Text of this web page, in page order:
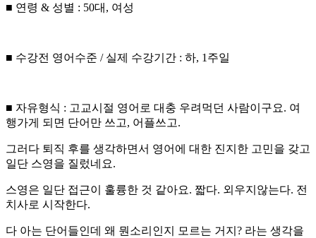
■ 연령 & 성별 : 50대, 여성
■ 수강전 영어수준 / 실제 수강기간 : 하, 1주일
■ 자유형식 : 고교시절 영어로 대충 우려먹던 사람이구요. 여
행가게 되면 단어만 쓰고, 어플쓰고.
그러다 퇴직 후를 생각하면서 영어에 대한 진지한 고민을 갖고
일단 스영을 질렀네요.
스영은 일단 접근이 훌륭한 것 같아요. 짧다. 외우지않는다. 전
치사로 시작한다.
다 아는 단어들인데 왜 뭔소리인지 모르는 거지? 라는 생각을